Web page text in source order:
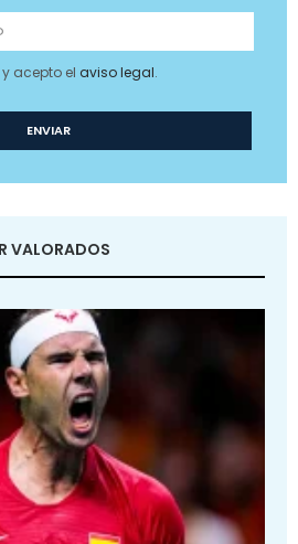
acepto el aviso legal.
VALORADOS